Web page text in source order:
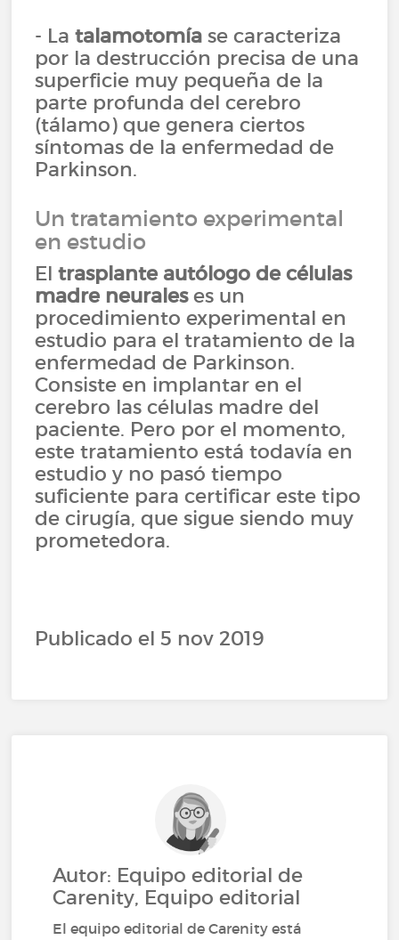
- Latalamotomía se caracteriza
por la destrucción precisa de una
superficie muy pequeña de la
parte profunda del cerebro
(tálamo) que genera ciertos
síntomas de la enfermedad de
Parkinson.
Un tratamiento experimental
en estudio
Eltrasplante autólogo de células
madre neuraleses un
procedimiento experimental en
estudio para el tratamiento de la
enfermedad de Parkinson.
Consiste en implantar en el
cerebro las células madre del
paciente. Pero por el momento,
este tratamiento está todavía en
estudio y no pasó tiempo
suficiente para certificar este tipo
de cirugía, que sigue siendo muy
prometedora.
Publicado el 5 nov 2019
Autor: Equipo editorial de
Carenity, Equipo editorial
El equipo editorial de Carenity está